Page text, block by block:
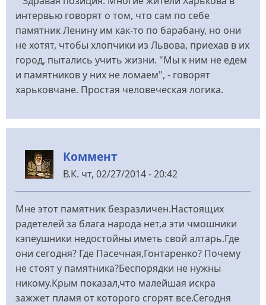
интервью говорят о том, что сам по себе
памятник Ленину им как-то по барабану, но они
не хотят, чтобы хлопчики из Львова, приехав в их
город, пытались учить жизни. "Мы к ним не едем
и памятников у них не ломаем", - говорят
харьковчане. Простая человеческая логика.
Коммент
В.К. чт, 02/27/2014 - 20:42
Мне этот памятник безразличен.Настоящих
радетелей за блага народа нет,а эти чмошники
кэпеушники недостойны иметь свой алтарь.Где
они сегодня? Где Пасечная,Гонтаренко? Почему
не стоят у памятника?Беспорядки не нужны
никому.Крым показал,что малейшая искра
зажжет пламя от которого сгорят все.Сегодня